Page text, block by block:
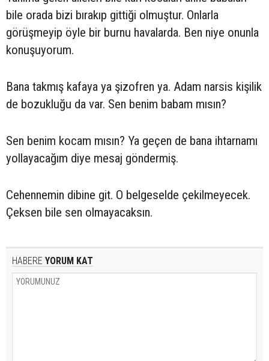
bile orada bizi bırakıp gittiği olmuştur. Onlarla
görüşmeyip öyle bir burnu havalarda. Ben niye onunla
konuşuyorum.
Bana takmış kafaya ya şizofren ya. Adam narsis kişilik
de bozukluğu da var. Sen benim babam mısın?
Sen benim kocam mısın? Ya geçen de bana ihtarnamı
yollayacağım diye mesaj göndermiş.
Cehennemin dibine git. O belgeselde çekilmeyecek.
Çeksen bile sen olmayacaksın.
HABERE YORUM KAT